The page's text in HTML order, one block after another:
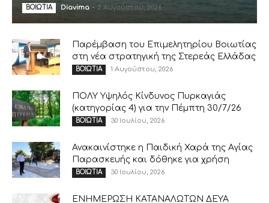
ΒΟΙΩΤΙΑ Diavima - 2 Αυγούστου, 2026
Παρέμβαση του Επιμελητηρίου Βοιωτίας
στη νέα στρατηγική της Στερεάς Ελλάδας
ΒΟΙΩΤΙΑ 1 Αυγούστου, 2026
ΠΟΛΥ Υψηλός Κίνδυνος Πυρκαγιάς
(κατηγορίας 4) για την Πέμπτη 30/7/26
ΒΟΙΩΤΙΑ 30 Ιουλίου, 2026
Ανακαινίστηκε η Παιδική Χαρά της Αγίας
Παρασκευής και δόθηκε για χρήση
ΒΟΙΩΤΙΑ 30 Ιουλίου, 2026
ΕΝΗΜΕΡΩΣΗ ΚΑΤΑΝΑΛΩΤΩΝ ΔΕΥΑ